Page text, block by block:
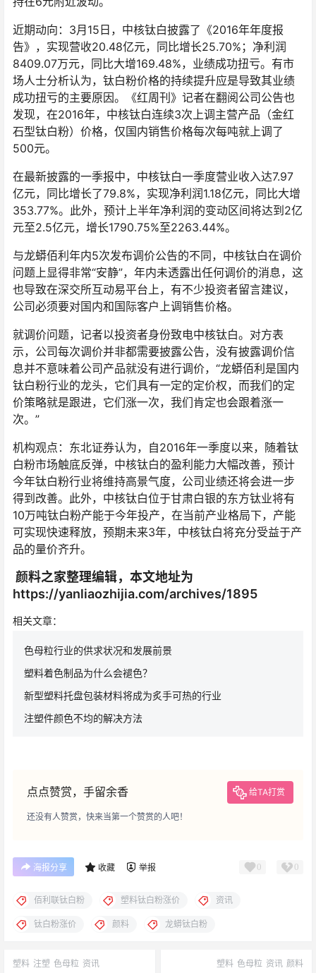
近期动向：3月15日，中核钛白披露了《2016年年度报
告》，实现营收20.48亿元，同比增长25.70%；净利润
8409.07万元，同比大增169.48%，业绩成功扭亏。有市
场人士分析认为，钛白粉价格的持续提升应是导致其业绩
成功扭亏的主要原因。《红周刊》记者在翻阅公司公告也
发现，在2016年，中核钛白连续3次上调主营产品（金红
石型钛白粉）价格，仅国内销售价格每次每吨就上调了
500元。
在最新披露的一季报中，中核钛白一季度营业收入达7.97
亿元，同比增长了79.8%，实现净利润1.18亿元，同比大增
353.77%。此外，预计上半年净利润的变动区间将达到2亿
元至2.5亿元，增长1790.75%至2263.44%。
与龙蟒佰利年内5次发布调价公告的不同，中核钛白在调价
问题上显得非常“安静”，年内未透露出任何调价的消息，这
也导致在深交所互动易平台上，有不少投资者留言建议，
公司必须要对国内和国际客户上调销售价格。
就调价问题，记者以投资者身份致电中核钛白。对方表
示，公司每次调价并非都需要披露公告，没有披露调价信
息并不意味着公司产品就没有进行调价，“龙蟒佰利是国内
钛白粉行业的龙头，它们具有一定的定价权，而我们的定
价策略就是跟进，它们涨一次，我们肯定也会跟着涨一
次。”
机构观点：东北证券认为，自2016年一季度以来，随着钛
白粉市场触底反弹，中核钛白的盈利能力大幅改善，预计
今年钛白粉行业将维持高景气度，公司业绩还将会进一步
得到改善。此外，中核钛白位于甘肃白银的东方钛业将有
10万吨钛白粉产能于今年投产，在当前产业格局下，产能
可实现快速释放，预期未来3年，中核钛白将充分受益于产
品的量价齐升。
颜料之家整理编辑，本文地址为
https://yanliaozhijia.com/archives/1895
相关文章：
色母粒行业的供求状况和发展前景
塑料着色制品为什么会褪色？
新型塑料托盘包装材料将成为炙手可热的行业
注塑件颜色不均的解决方法
点点赞赏，手留余香 给TA打赏
还没有人赞赏，快来当第一个赞赏的人吧！
海报分享 收藏 举报 0 0
佰利联钛白粉 塑料钛白粉涨价 资讯
钛白粉涨价 颜料 龙蟒钛白粉
塑料 注塑 色母粒 资讯 塑料 色母粒 资讯 颜料